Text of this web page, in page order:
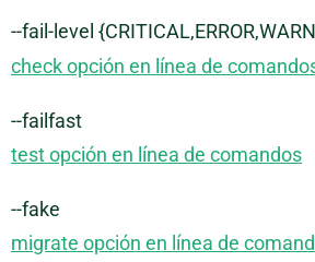
--fail-level
check opción en línea de
--failfast
test opción en línea de comandos
--fake
migrate opción en línea de